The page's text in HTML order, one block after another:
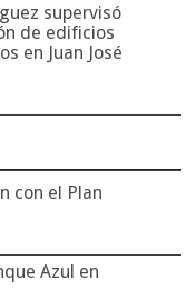
supervisó
de edificios
en Juan José
con el Plan
Azul en